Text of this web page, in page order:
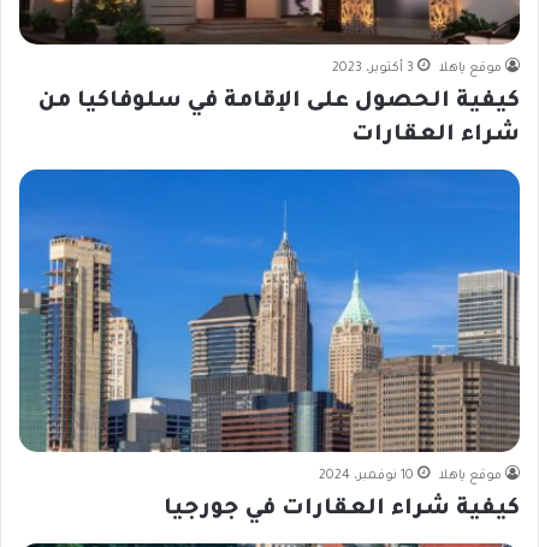
موقع ياهلا 3 أكتوبر، 2023
كيفية الحصول على الإقامة في سلوفاكيا من
شراء العقارات
موقع ياهلا 10 نوفمبر، 2024
كيفية شراء العقارات في جورجيا